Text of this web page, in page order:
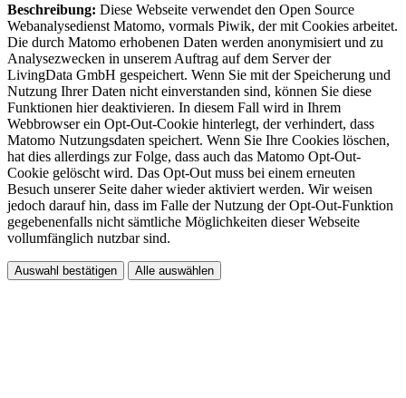
Beschreibung: Diese Webseite verwendet den Open Source
Webanalysedienst Matomo, vormals Piwik, der mit Cookies arbeitet.
Die durch Matomo erhobenen Daten werden anonymisiert und zu
Analysezwecken in unserem Auftrag auf dem Server der
LivingData GmbH gespeichert. Wenn Sie mit der Speicherung und
Nutzung Ihrer Daten nicht einverstanden sind, können Sie diese
Funktionen hier deaktivieren. In diesem Fall wird in Ihrem
Webbrowser ein Opt-Out-Cookie hinterlegt, der verhindert, dass
Matomo Nutzungsdaten speichert. Wenn Sie Ihre Cookies löschen,
hat dies allerdings zur Folge, dass auch das Matomo Opt-Out-
Cookie gelöscht wird. Das Opt-Out muss bei einem erneuten
Besuch unserer Seite daher wieder aktiviert werden. Wir weisen
jedoch darauf hin, dass im Falle der Nutzung der Opt-Out-Funktion
gegebenenfalls nicht sämtliche Möglichkeiten dieser Webseite
vollumfänglich nutzbar sind.
Auswahl bestätigen Alle auswählen